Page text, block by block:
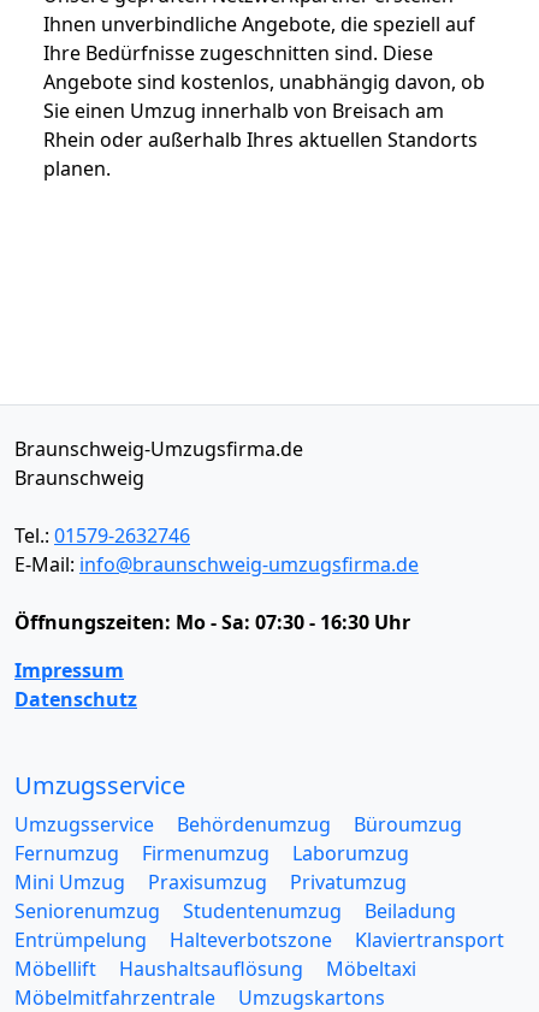
Ihnen unverbindliche Angebote, die speziell auf
Ihre Bedürfnisse zugeschnitten sind. Diese
Angebote sind kostenlos, unabhängig davon, ob
Sie einen Umzug innerhalb von Breisach am
Rhein oder außerhalb Ihres aktuellen Standorts
planen.
Braunschweig-Umzugsfirma.de
Braunschweig
Tel.: 01579-2632746
E-Mail: info@braunschweig-umzugsfirma.de
Öffnungszeiten: Mo - Sa: 07:30 - 16:30 Uhr
Impressum
Datenschutz
Umzugsservice
Umzugsservice Behördenumzug
Büroumzug
Fernumzug
Firmenumzug
Laborumzug
Mini Umzug
Praxisumzug
Privatumzug
Seniorenumzug
Studentenumzug
Beiladung
Entrümpelung
Halteverbotszone
Klaviertransport
Möbellift
Haushaltsauflösung
Möbeltaxi
Möbelmitfahrzentrale
Umzugskartons